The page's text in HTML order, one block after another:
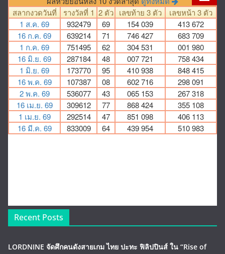
Recent Posts
LORDNINE จัดศึกคนดังสายเกม ไทย ปะทะ ฟิลิปปินส์ ใน “Rise of